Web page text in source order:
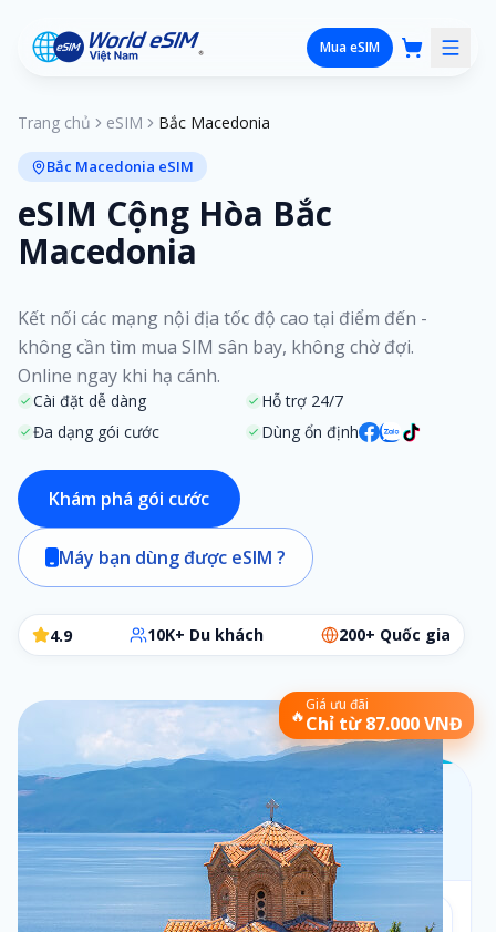
Mua eSIM
Trang chủ eSIM Bắc Macedonia
Bắc Macedonia eSIM
eSIM Cộng Hòa Bắc
Macedonia
Kết nối các mạng nội địa tốc độ cao tại điểm đến -
không cần tìm mua SIM sân bay, không chờ đợi.
Online ngay khi hạ cánh.
Cài đặt dễ dàng
Hỗ trợ 24/7
Đa dạng gói cước
Dùng ổn định
Khám phá gói cước
Máy bạn dùng được eSIM ?
4.9 10K+ Du khách 200+ Quốc gia
🔥Giá ưu đãi
Chỉ từ 87.000 VNĐ
Chọn gói eSIM phù hợp
Các bước đơn giản để chọn đúng gói cần dùng
Bộ lọc: 1 ngày • Theo ngày
Số ngày